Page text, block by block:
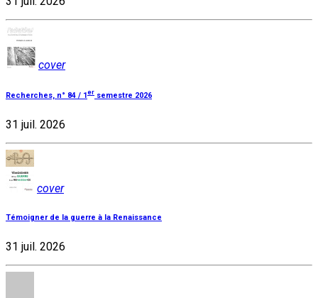
cover
Recherches, n° 84 / 1 er semestre 2026
31 juil. 2026
cover
Témoigner de la guerre à la Renaissance
31 juil. 2026